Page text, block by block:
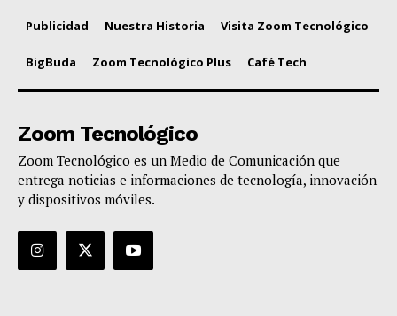
Publicidad Nuestra Historia Visita Zoom Tecnológico
BigBuda Zoom Tecnológico Plus Café Tech
Zoom Tecnológico
Zoom Tecnológico es un Medio de Comunicación que
entrega noticias e informaciones de tecnología, innovación
y dispositivos móviles.